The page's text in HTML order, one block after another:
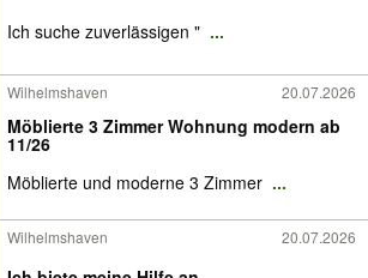
Ich suche zuverlässigen " ...
Wilhelmshaven 20.07.2026
Möblierte 3 Zimmer Wohnung modern ab
11/26
Möblierte und moderne 3 Zimmer ...
Wilhelmshaven 20.07.2026